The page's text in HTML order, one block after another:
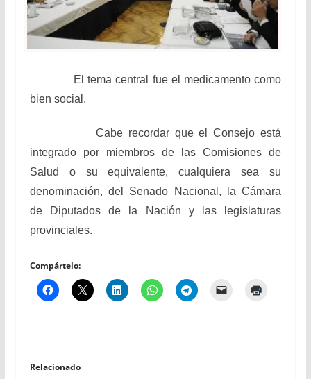
El tema central fue el medicamento como
bien social.
Cabe recordar que el Consejo está
integrado por miembros de las Comisiones de
Salud o su equivalente, cualquiera sea su
denominación, del Senado Nacional, la Cámara
de Diputados de la Nación y las legislaturas
provinciales.
Compártelo:
Relacionado